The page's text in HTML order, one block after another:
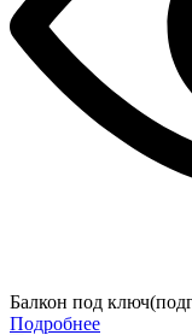
Балкон под
Подробнее